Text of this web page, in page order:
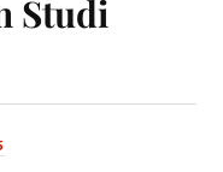
Studi